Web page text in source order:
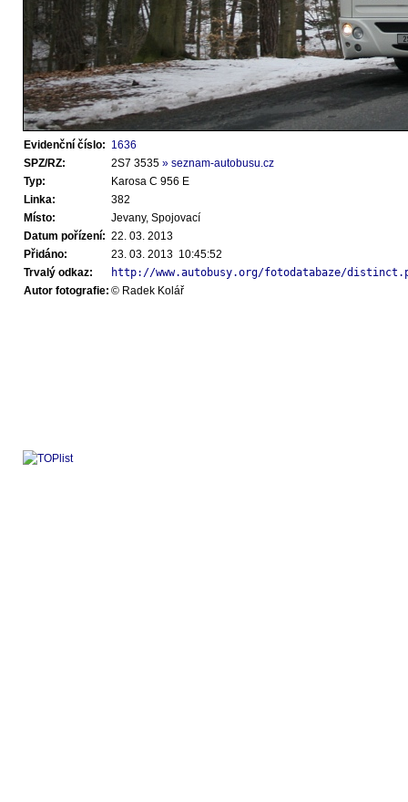
Evidenční číslo: 1636
SPZ/RZ:
2S7 3535 » seznam-autobusu.cz
Typ:
Karosa C 956 E
Linka:
382
Místo:
Jevany, Spojovací
Datum pořízení: 22. 03. 2013
Přidáno:
23. 03. 2013 10:45:52
Trvalý odkaz:
http://www.autobusy.org/fotodatabaze/
Autor fotografie: © Radek Kolář